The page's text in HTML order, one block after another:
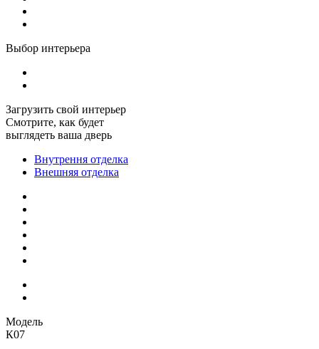
Выбор интерьера
Загрузить свой интерьер
Смотрите, как будет
выглядеть ваша дверь
Внутрення отделка
Внешняя отделка
Модель
К07